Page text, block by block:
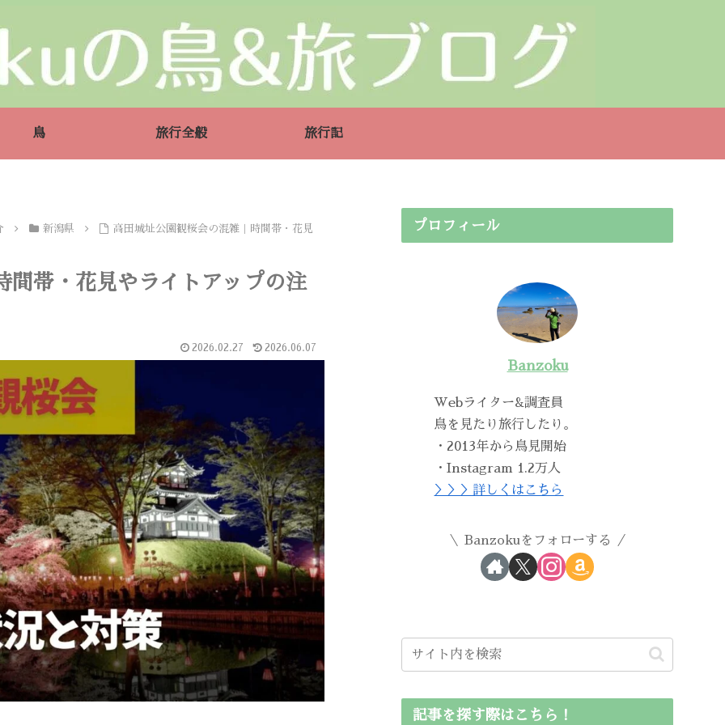
鳥 旅行全般 旅行記
新潟県 高田城址公園観桜会の混雑｜時間帯・花見
間帯・花見やライトアップの注
2026.02.27 2026.06.07
プロフィール
Banzoku
Webライター&調査員
鳥を見たり旅行したり。
・2013年から鳥見開始
・Instagram 1.2万人
＞＞＞詳しくはこちら
Banzokuをフォローする
記事を探す際はこちら！